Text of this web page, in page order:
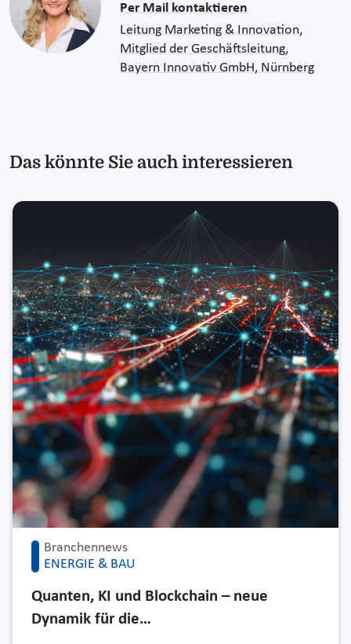
Per Mail kontaktieren
Leitung Marketing & Innovation,
Mitglied der Geschäftsleitung,
Bayern Innovativ GmbH, Nürnberg
Das könnte Sie auch interessieren
Branchennews
ENERGIE & BAU
Quanten, KI und Blockchain – neue
Dynamik für die…